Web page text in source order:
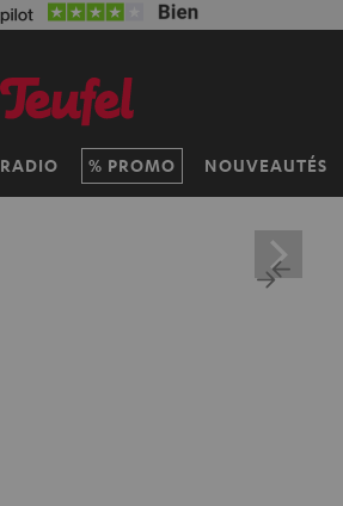
RADIO PROMO NOUVEAUTÉS